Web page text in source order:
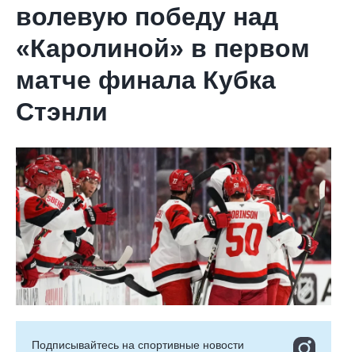
волевую победу над
«Каролиной» в первом
матче финала Кубка
Стэнли
Подписывайтесь на cпортивные новости